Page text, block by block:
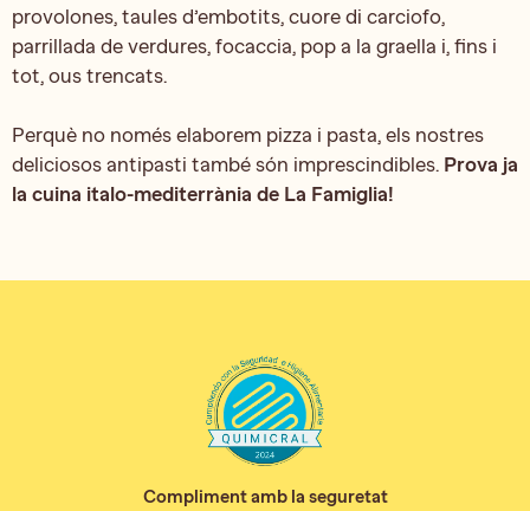
provolones, taules d’embotits, cuore di carciofo,
parrillada de verdures, focaccia, pop a la graella i, fins i
tot, ous trencats.
Perquè no només elaborem pizza i pasta, els nostres
deliciosos antipasti també són imprescindibles. Prova ja
la cuina italo-mediterrània de La Famiglia!
Compliment amb la seguretat